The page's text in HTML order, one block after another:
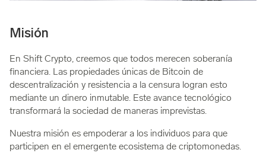
Misión
En Shift Crypto, creemos que todos merecen soberanía
financiera. Las propiedades únicas de Bitcoin de
descentralización y resistencia a la censura logran esto
mediante un dinero inmutable. Este avance tecnológico
transformará la sociedad de maneras imprevistas.
Nuestra misión es empoderar a los individuos para que
participen en el emergente ecosistema de criptomonedas.